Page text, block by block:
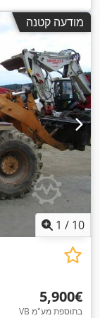
מודעה קטנה
1 / 10
‏5,900 ‏€
VB בתוספת מע"מ